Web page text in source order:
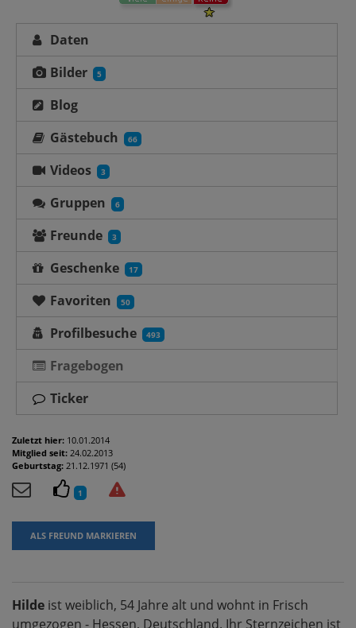
Daten
Bilder
5
Blog
Gästebuch
66
Videos 3
Gruppen 6
Freunde 3
Geschenke 17
Favoriten 50
Profilbesuche 493
Fragebogen
Ticker
Zuletzt hier: 10.01.2014
Mitglied seit: 24.02.2013
Geburtstag: 21.12.1971 (54)
1
ALS FREUND MARKIEREN
Hilde ist weiblich, 54 Jahre alt und wohnt in Frisch
umgezogen - Hessen, Deutschland. Ihr Sternzeichen ist